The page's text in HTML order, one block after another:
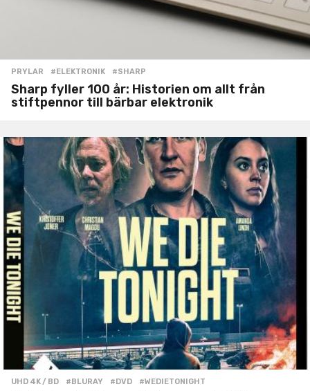
PRYLAR #ELEKTRONIK ,#SHARP
Sharp fyller 100 år: Historien om allt från
stiftpennor till bärbar elektronik
UHD 4K / BD #BLURAY ,#DVD ,#WEDIETONIGHT